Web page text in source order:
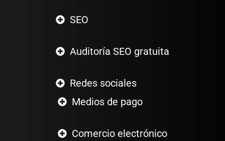
SEO
Auditoría SEO gratuita
Redes sociales
Medios de pago
Comercio electrónico